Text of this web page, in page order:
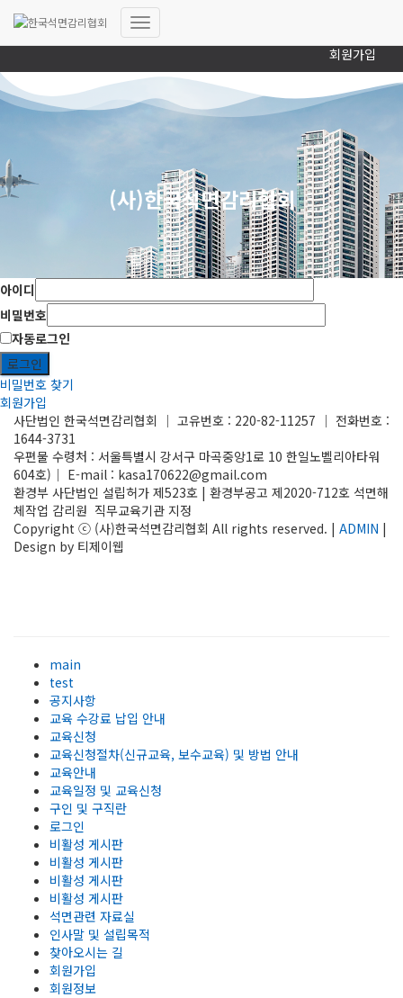
회원가입
내
게
션
(사)한국석면감리협회
아이디
비밀번호
자동로그인
로그인
비밀번호 찾기
회원가입
사단법인 한국석면감리협회 │ 고유번호 : 220-82-11257 │ 전화번호 :
1644-3731
우편물 수령처 : 서울특별시 강서구 마곡중앙1로 10 한일노벨리아타워
604호)│ E-mail : kasa170622@gmail.com
환경부 사단법인 설립허가 제523호 | 환경부공고 제2020-712호 석면해
체작업 감리원 직무교육기관 지정
Copyright ⓒ (사)한국석면감리협회 All rights reserved. | ADMIN |
Design by 티제이웹
main
test
공지사항
교육 수강료 납입 안내
교육신청
교육신청절차(신규교육, 보수교육) 및 방법 안내
교육안내
교육일정 및 교육신청
구인 및 구직란
로그인
비활성 게시판
비활성 게시판
비활성 게시판
비활성 게시판
석면관련 자료실
인사말 및 설립목적
찾아오시는 길
회원가입
회원정보